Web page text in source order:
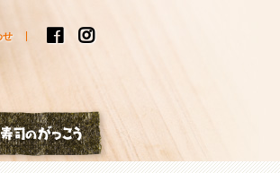
せ
い巻寿司の作り方